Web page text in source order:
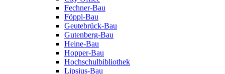
Fechner-Bau
Föppl-Bau
Geutebrück-Bau
Gutenberg-Bau
Heine-Bau
Hopper-Bau
Hochschulbibliothek
Lipsius-Bau